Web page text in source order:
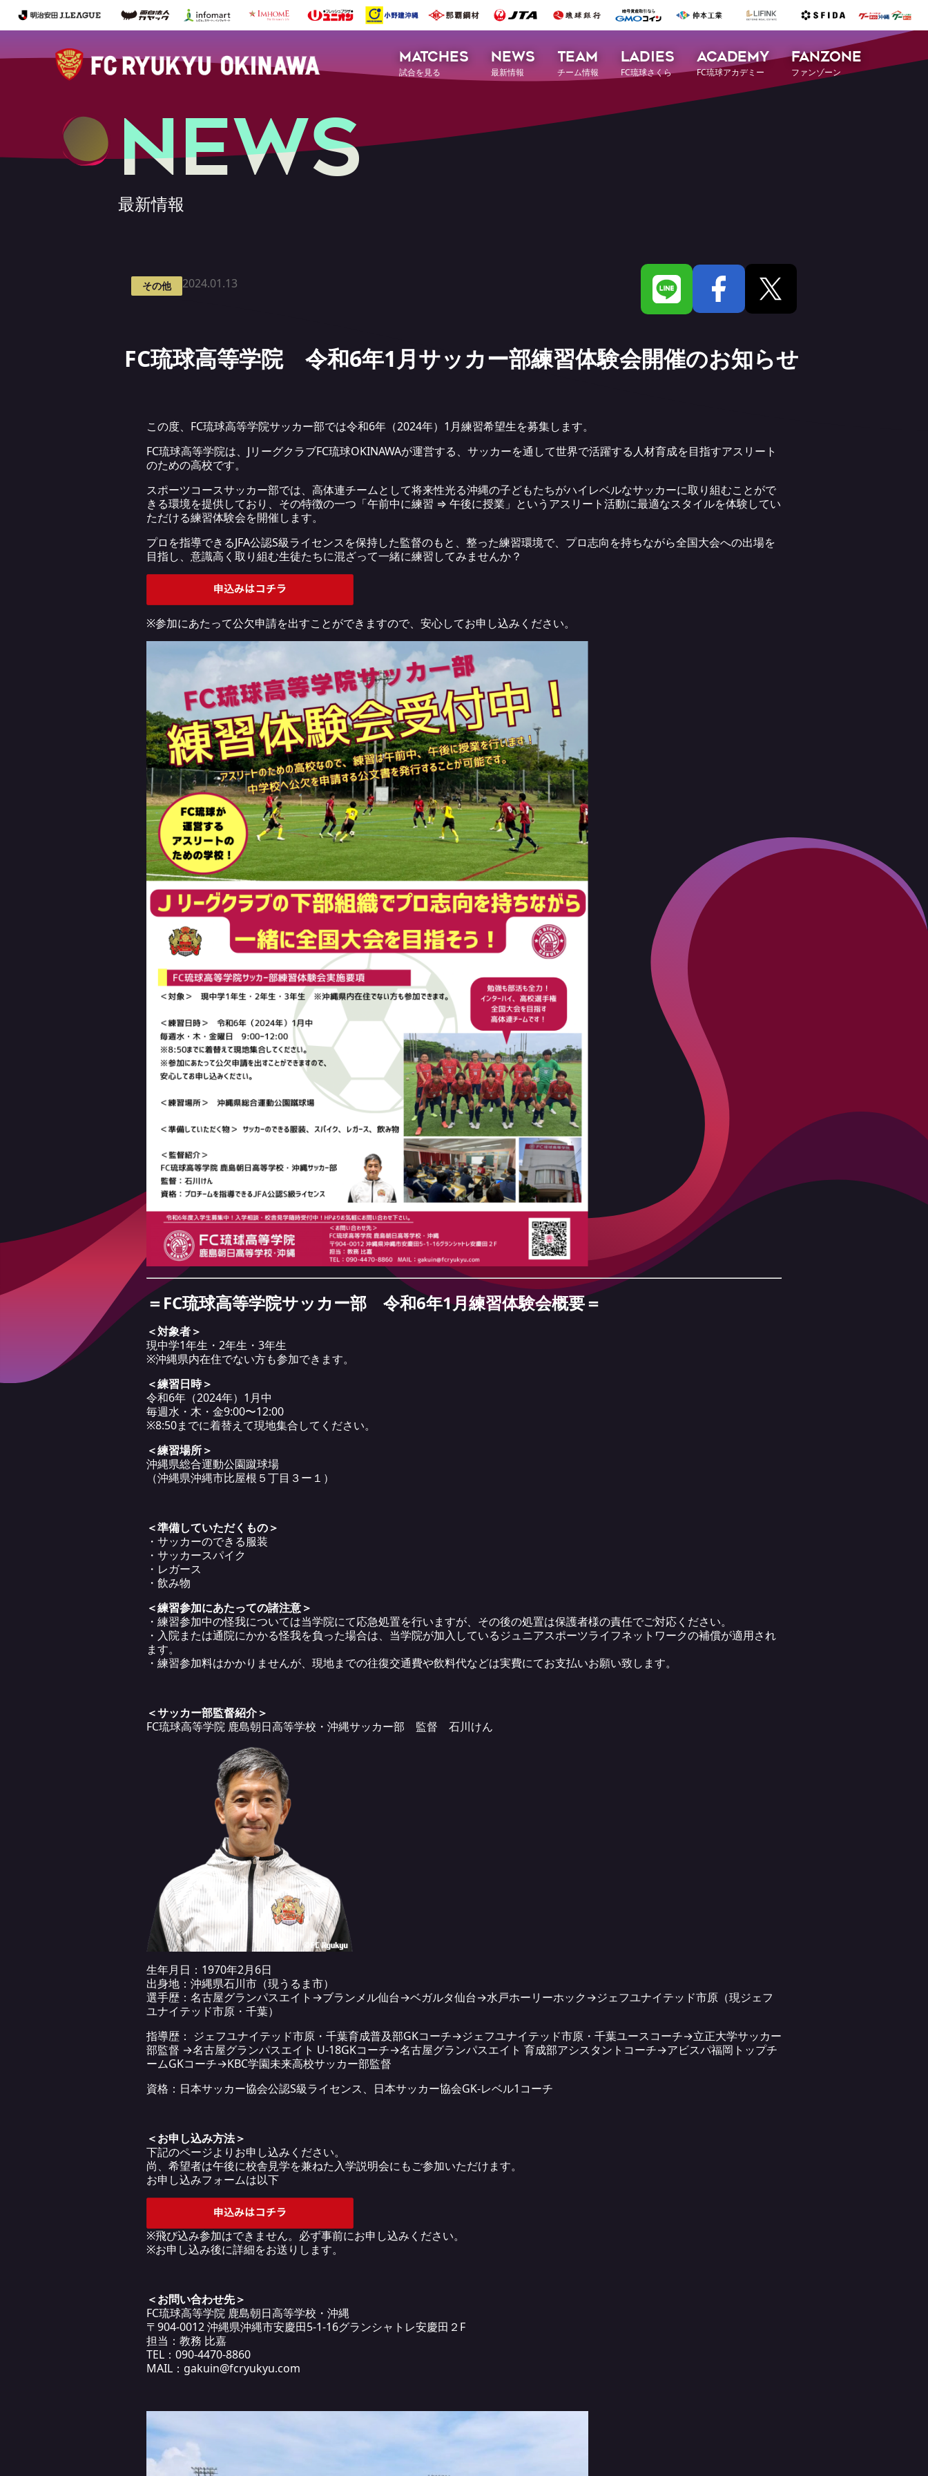
MATCHES
試合を見る
NEWS
最新情報
TEAM
チーム情報
LADIES
FC琉球さくら
ACADEMY
FC琉球アカデミー
FANZONE
ファンゾーン
NEWS
最新情報
その他 2024.01.13
FC琉球高等学院 令和6年1月サッカー部練習体験会開催のお知らせ
この度、FC琉球高等学院サッカー部では令和6年（2024年）1月練習希望生を募集します。
FC琉球高等学院は、JリーグクラブFC琉球OKINAWAが運営する、サッカーを通して世界で活躍する人材育成を目指すアスリート
のための高校です。
スポーツコースサッカー部では、高体連チームとして将来性光る沖縄の子どもたちがハイレベルなサッカーに取り組むことがで
きる環境を提供しており、その特徴の一つ「午前中に練習 ⇒ 午後に授業」というアスリート活動に最適なスタイルを体験してい
ただける練習体験会を開催します。
プロを指導できるJFA公認S級ライセンスを保持した監督のもと、整った練習環境で、プロ志向を持ちながら全国大会への出場を
目指し、意識高く取り組む生徒たちに混ざって一緒に練習してみませんか？
※参加にあたって公欠申請を出すことができますので、安心してお申し込みください。
＝FC琉球高等学院サッカー部 令和6年1月練習体験会概要＝
＜対象者＞
現中学1年生・2年生・3年生
※沖縄県内在住でない方も参加できます。
＜練習日時＞
令和6年（2024年）1月中
毎週水・木・金9:00〜12:00
※8:50までに着替えて現地集合してください。
＜練習場所＞
沖縄県総合運動公園蹴球場
（沖縄県沖縄市比屋根５丁目３ー１）
＜準備していただくもの＞
・サッカーのできる服装
・サッカースパイク
・レガース
・飲み物
＜練習参加にあたっての諸注意＞
・練習参加中の怪我については当学院にて応急処置を行いますが、その後の処置は保護者様の責任でご対応ください。
・入院または通院にかかる怪我を負った場合は、当学院が加入しているジュニアスポーツライフネットワークの補償が適用され
ます。
・練習参加料はかかりませんが、現地までの往復交通費や飲料代などは実費にてお支払いお願い致します。
＜サッカー部監督紹介＞
FC琉球高等学院 鹿島朝日高等学校・沖縄サッカー部 監督 石川けん
生年月日：1970年2月6日
出身地：沖縄県石川市（現うるま市）
選手歴：名古屋グランパスエイト→ブランメル仙台→ベガルタ仙台→水戸ホーリーホック→ジェフユナイテッド市原（現ジェフ
ユナイテッド市原・千葉）
指導歴： ジェフユナイテッド市原・千葉育成普及部GKコーチ→ジェフユナイテッド市原・千葉ユースコーチ→立正大学サッカー
部監督 →名古屋グランパスエイト U-18GKコーチ→名古屋グランパスエイト 育成部アシスタントコーチ→アビスパ福岡トップチ
ームGKコーチ→KBC学園未来高校サッカー部監督
資格：日本サッカー協会公認S級ライセンス、日本サッカー協会GK-レベル1コーチ
＜お申し込み方法＞
下記のページよりお申し込みください。
尚、希望者は午後に校舎見学を兼ねた入学説明会にもご参加いただけます。
お申し込みフォームは以下
※飛び込み参加はできません。必ず事前にお申し込みください。
※お申し込み後に詳細をお送りします。
＜お問い合わせ先＞
FC琉球高等学院 鹿島朝日高等学校・沖縄
〒904-0012 沖縄県沖縄市安慶田5-1-16グランシャトレ安慶田２F
担当：教務 比嘉
TEL：090-4470-8860
MAIL：gakuin@fcryukyu.com